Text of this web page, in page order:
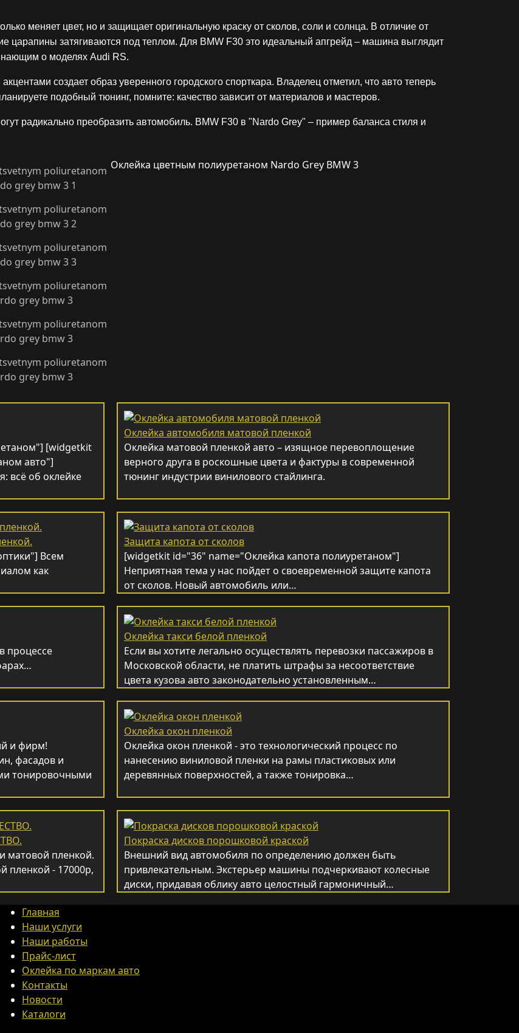
меняет цвет, но и защищает оригинальную краску от сколов, соли и солнца. В отличие от
царапины затягиваются под теплом. Для BMW F30 это идеальный апгрейд – машина выглядит
о моделях Audi RS.
создает образ уверенного городского спорткара. Владелец отметил, что авто теперь
подобный тюнинг, помните: качество зависит от материалов и мастеров.
радикально преобразить автомобиль. BMW F30 в "Nardo Grey" – пример баланса стиля и
Оклейка цветным полиуретаном Nardo Grey BMW 3
[widgetkit
авто"]
всё об оклейке
Оклейка автомобиля матовой пленкой
Оклейка матовой пленкой авто – изящное перевоплощение
верного друга в роскошные цвета и фактуры в современной
тюнинг индустрии винилового стайлинга.
Всем
как
Защита капота от сколов
[widgetkit id="36" name="Оклейка капота полиуретаном"]
Неприятная тема у нас пойдет о своевременной защите капота
от сколов. Новый автомобиль или…
процессе
Оклейка такси белой пленкой
Если вы хотите легально осуществлять перевозки пассажиров в
Московской области, не платить штрафы за несоответствие
цвета кузова авто законодательно установленным…
и фирм!
фасадов и
тонировочными
Оклейка окон пленкой
Оклейка окон пленкой - это технологический процесс по
нанесению виниловой пленки на рамы пластиковых или
деревянных поверхностей, а также тонировка…
матовой пленкой.
пленкой - 17000р,
Покраска дисков порошковой краской
Внешний вид автомобиля по определению должен быть
привлекательным. Экстерьер машины подчеркивают колесные
диски, придавая облику авто целостный гармоничный…
Главная
Наши услуги
Наши работы
Прайс-лист
Оклейка по маркам авто
Контакты
Новости
Каталоги